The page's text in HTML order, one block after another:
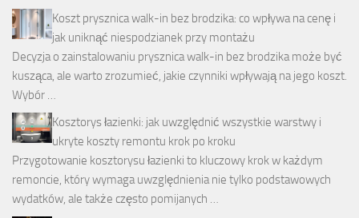
Koszt prysznica walk-in bez brodzika: co wpływa na cenę i
jak uniknąć niespodzianek przy montażu
Decyzja o zainstalowaniu prysznica walk-in bez brodzika może być
kusząca, ale warto zrozumieć, jakie czynniki wpływają na jego koszt.
Wybór …
Kosztorys łazienki: jak uwzględnić wszystkie warstwy i
ukryte koszty remontu krok po kroku
Przygotowanie kosztorysu łazienki to kluczowy krok w każdym
remoncie, który wymaga uwzględnienia nie tylko podstawowych
wydatków, ale także często pomijanych …